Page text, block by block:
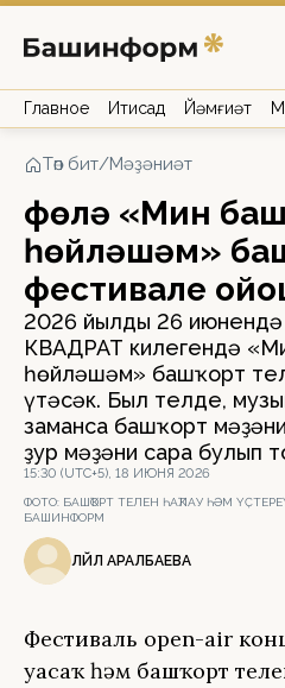
Главное Иҡтисад Йәмғиәт
Төп бит/Мәҙәниәт
Өфөлә «Мин
һөйләшәм»
фестивале
2026 йылдың 26
КВАДРАТ киңлегендә
һөйләшәм» башҡорт
үтәсәк. Был телде,
заманса башҡорт
ҙур мәҙәни сара булып
15:30 (UTC+5), 18 ИЮНЯ 2026
ФОТО: БАШҠОРТ ТЕЛЕН ҺАҠЛАУ ҺӘМ
БАШИНФОРМ
ЛӘЙЛӘ АРАЛБАЕВА
Фестиваль open-air
уҙасаҡ һәм башҡорт